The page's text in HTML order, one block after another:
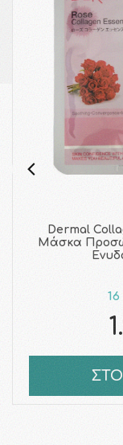
Dermal
Μάσκα